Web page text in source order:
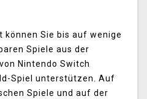
können Sie bis auf wenige
Spiele aus der
Nintendo Switch
Spiel unterstützen. Auf
Spiele und auf der